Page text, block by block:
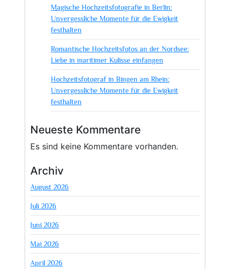
Magische Hochzeitsfotografie in Berlin:
Unvergessliche Momente für die Ewigkeit
festhalten
Romantische Hochzeitsfotos an der Nordsee:
Liebe in maritimer Kulisse einfangen
Hochzeitsfotograf in Bingen am Rhein:
Unvergessliche Momente für die Ewigkeit
festhalten
Neueste Kommentare
Es sind keine Kommentare vorhanden.
Archiv
August 2026
Juli 2026
Juni 2026
Mai 2026
April 2026